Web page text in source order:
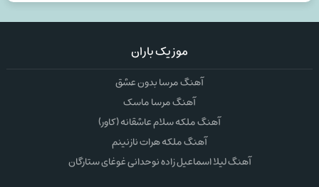
موزیک باران
آهنگ مرسا بدون عشق
آهنگ مرسا ماسک
آهنگ ملکه سلام عاشقانه (کاور)
آهنگ ملکه هرات نازنینم
آهنگ لیلا اسماعیل زاده نوحدانی غوغای ستارگان